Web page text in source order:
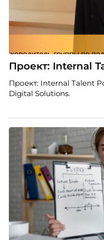
Проект: Internal
Проект: Internal Talent
Digital Solutions.